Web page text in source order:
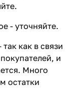
- уточняйте.
как в связи
и
Много
остатки